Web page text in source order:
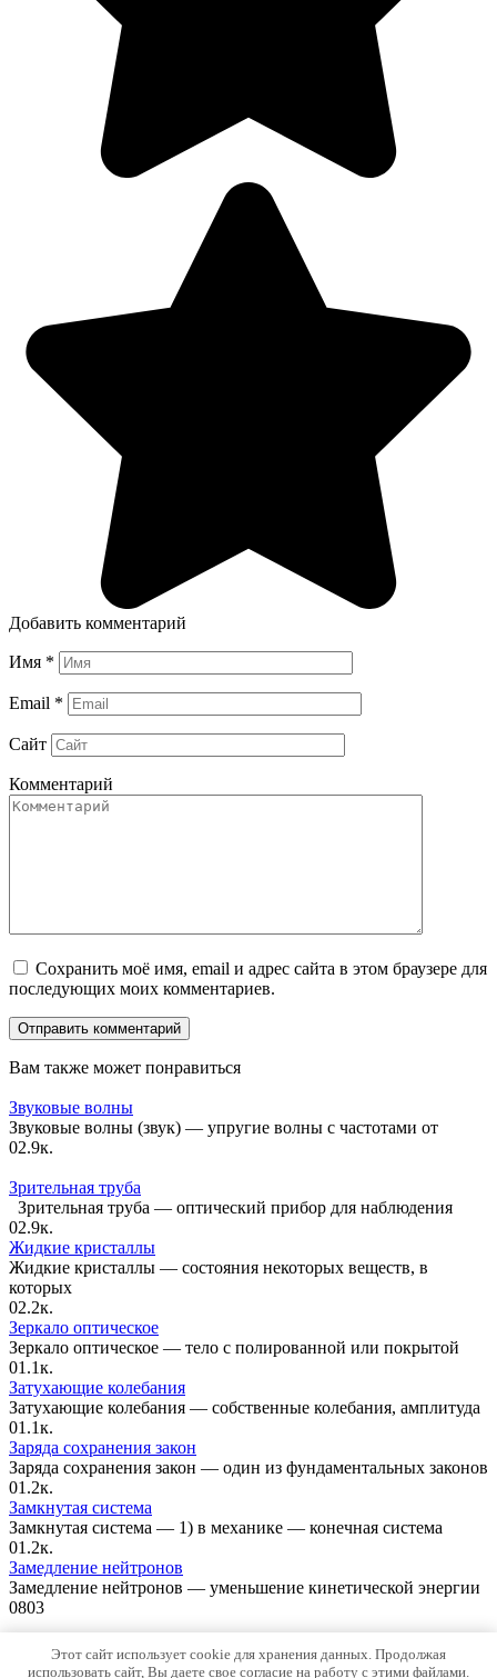
Добавить комментарий
Имя *
Email *
Сайт
Комментарий
Сохранить моё имя, email и адрес сайта в этом браузере для
последующих моих комментариев.
Вам также может понравиться
Звуковые волны
Звуковые волны (звук) — упругие волны с частотами от
02.9к.
Зрительная труба
Зрительная труба — оптический прибор для наблюдения
02.9к.
Жидкие кристаллы
Жидкие кристаллы — состояния некоторых веществ, в
которых
02.2к.
Зеркало оптическое
Зеркало оптическое — тело с полированной или покрытой
01.1к.
Затухающие колебания
Затухающие колебания — собственные колебания, амплитуда
01.1к.
Заряда сохранения закон
Заряда сохранения закон — один из фундаментальных законов
01.2к.
Замкнутая система
Замкнутая система — 1) в механике — конечная система
01.2к.
Замедление нейтронов
Замедление нейтронов — уменьшение кинетической энергии
0803
Карта сайта
Этот сайт использует cookie для хранения данных. Продолжая
использовать сайт, Вы даете свое согласие на работу с этими файлами.